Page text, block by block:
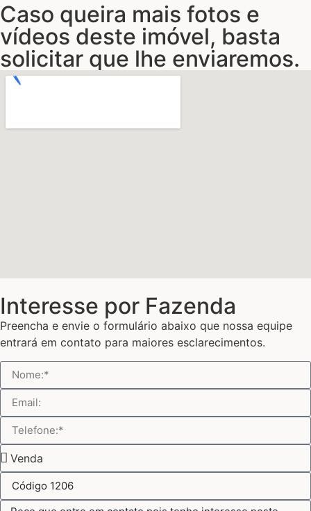
Caso queira mais fotos e
vídeos deste imóvel, basta
solicitar que lhe enviaremos.
Interesse por Fazenda
Preencha e envie o formulário abaixo que nossa equipe
entrará em contato para maiores esclarecimentos.